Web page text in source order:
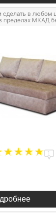
в любом
пределах МКАД
1